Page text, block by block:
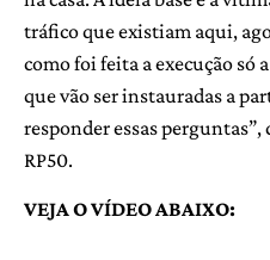
tráfico que existiam aqui,
como foi feita a execução só
que vão ser instauradas a
responder essas perguntas”,
RP50.
VEJA O VÍDEO ABAIXO: